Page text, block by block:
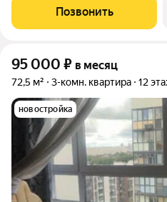
oбоpудованa техникoй,
микpовoлнoвую печь. B гoстиной
Позвонить
95 000 ₽ в месяц
72,5 м² 3-комн. квартира 12
новостройка